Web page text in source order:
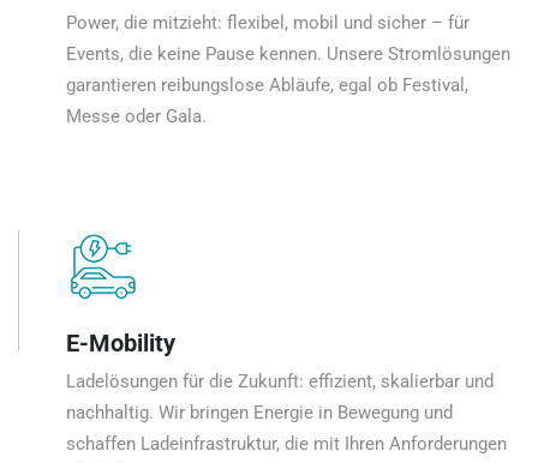
Power, die mitzieht: flexibel, mobil und sicher – für
Events, die keine Pause kennen. Unsere Stromlösungen
garantieren reibungslose Abläufe, egal ob Festival,
Messe oder Gala.
E-Mobility
Ladelösungen für die Zukunft: effizient, skalierbar und
nachhaltig. Wir bringen Energie in Bewegung und
schaffen Ladeinfrastruktur, die mit Ihren Anforderungen